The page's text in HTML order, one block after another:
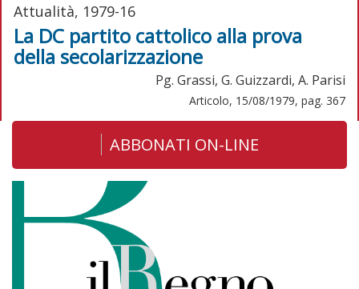
Attualità, 1979-16
La DC partito cattolico alla prova
della secolarizzazione
Pg. Grassi, G. Guizzardi, A. Parisi
Articolo, 15/08/1979, pag. 367
ABBONATI ON-LINE